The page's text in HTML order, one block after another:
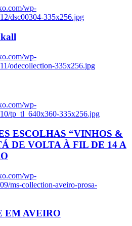
wp-
dsc00304-335x256.jpg
wp-
odecollection-335x256.jpg
wp-
tp_tl_640x360-335x256.jpg
ESCOLHAS “VINHOS &
DE VOLTA À FIL DE 14 A
wp-
ms-collection-aveiro-prosa-
EM AVEIRO